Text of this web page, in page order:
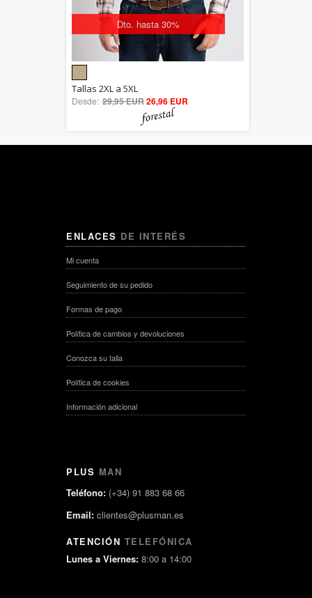
Dto. hasta 30%
5.00
out of 5
Tallas 2XL a 5XL
Desde: 29,95 EUR26,96 EUR
ENLACES DE INTERÉS
Mi cuenta
Seguimiento de su pedido
Formas de pago
Política de cambios y devoluciones
Conozca su talla
Política de cookies
Información adicional
PLUS MAN
Teléfono: (+34) 91 883 68 66
Email: clientes@plusman.es
ATENCIÓN TELEFÓNICA
Lunes a Viernes: 8:00 a 14:00